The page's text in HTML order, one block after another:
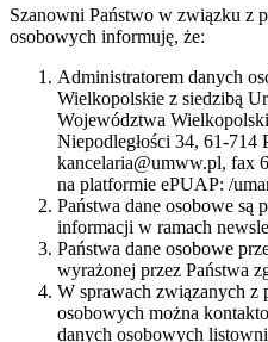
Szanowni Państwo w związku z
osobowych informuję, że:
Administratorem danych
Wielkopolskie z siedzibą
Województwa
Niepodległości 34, 61-714
kancelaria@umww.pl, fax
na platformie ePUAP: /
Państwa dane osobowe są
informacji w ramach
Państwa dane osobowe
wyrażonej przez Państwa
W sprawach związanych z
osobowych można
danych osobowych